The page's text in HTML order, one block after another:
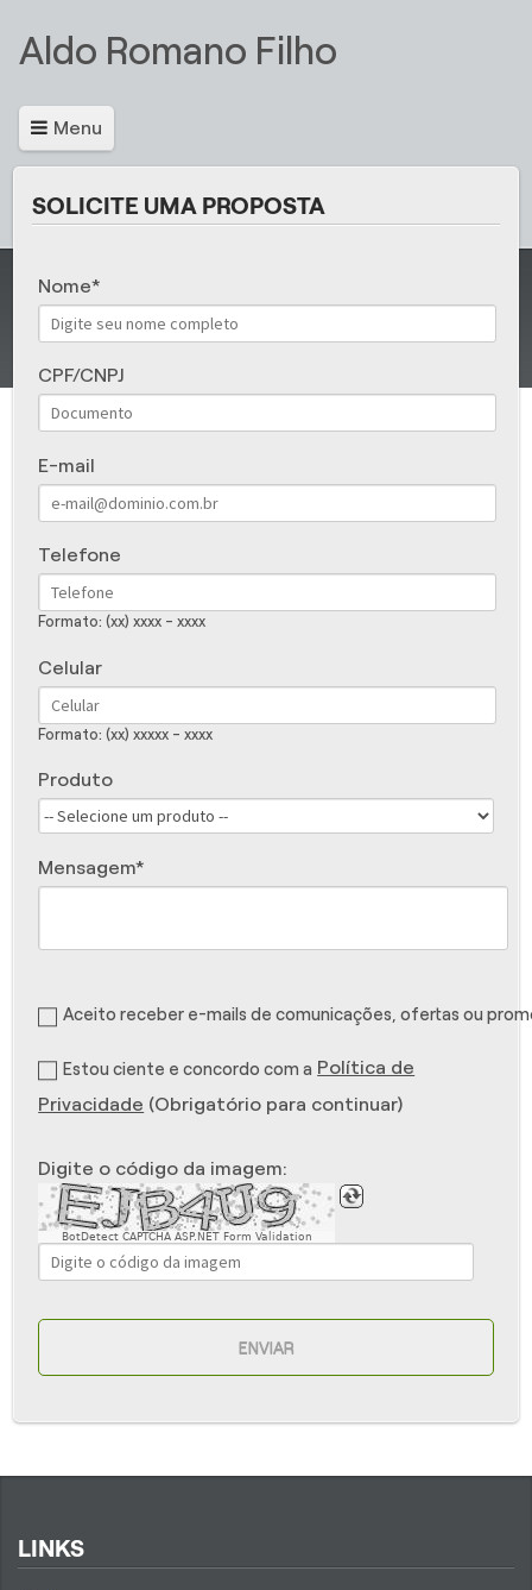
Aldo Romano Filho
Menu
SOLICITE UMA PROPOSTA
Nome
CPF/CNPJ
E-mail
Telefone
Formato: (xx) xxxx - xxxx
Celular
Formato: (xx) xxxxx - xxxx
Produto
Mensagem
Aceito receber e-mails de comunicações, ofertas ou
Estou ciente e concordo com a Política de
Privacidade (Obrigatório para continuar)
Digite o código da imagem:
BotDetect CAPTCHA ASP.NET Form Validation
ENVIAR
LINKS